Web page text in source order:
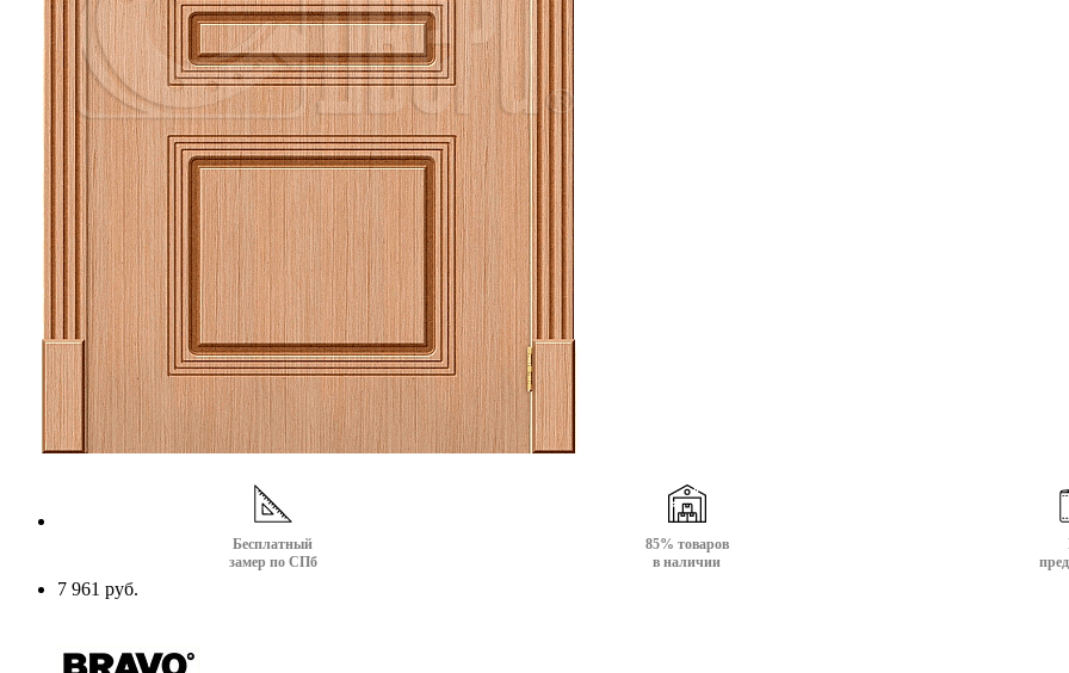
Бесплатный
замер по СПб
85% товаров
в наличии
7 961 руб.